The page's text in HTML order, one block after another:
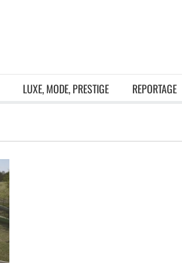
LUXE, MODE, PRESTIGE REPORTAGE